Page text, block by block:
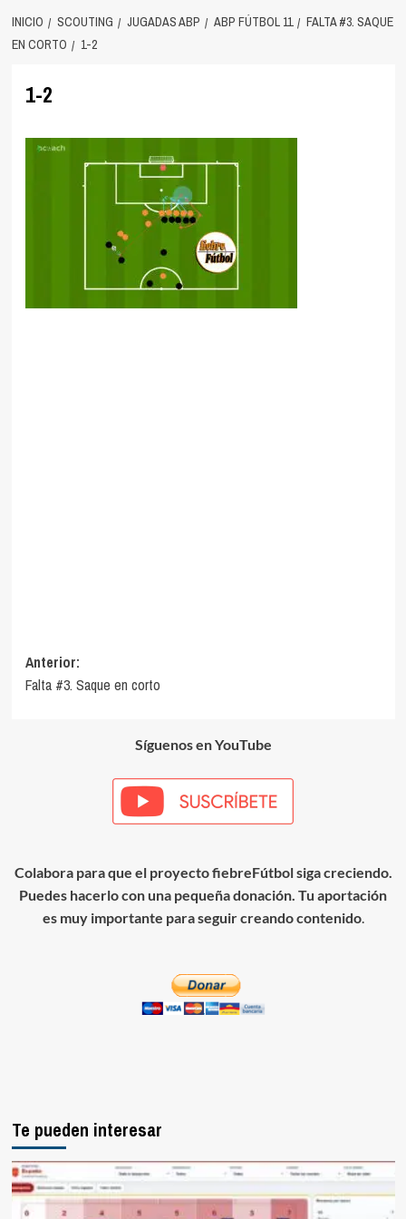
INICIO SCOUTING JUGADAS ABP ABP FÚTBOL 11
FALTA #3. SAQUE
EN CORTO
1-2
1-2
Navegación
de
Anterior:
Falta #3. Saque en corto
Síguenos en YouTube
Colabora para que el proyecto fiebreFútbol siga creciendo.
Puedes hacerlo con una pequeña donación. Tu aportación
es muy importante para seguir creando contenido.
Te pueden interesar